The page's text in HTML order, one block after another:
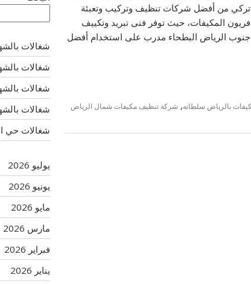
تركي من أفضل شركات تنظيف وتركيب وتعبئة
فريون المكيفات، حيث توفر فنى تبريد وتكييف
جنوب الرياض البطحاء مدرب على استخدام أفضل
بالرياض سلطانه, شركة تنظيف مكيفات شمال الرياض
شغالات بالشهر
شغالات بالشهر
شغالات بالشهر
شغالات بالشهر
شغالات حي التيسير
يوليو 2026
يونيو 2026
مايو 2026
مارس 2026
فبراير 2026
يناير 2026